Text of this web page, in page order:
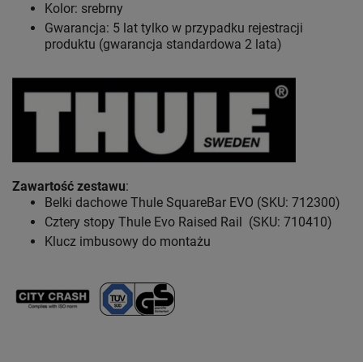
Kolor: srebrny
Gwarancja: 5 lat tylko w przypadku rejestracji
produktu (gwarancja standardowa 2 lata)
Zawartość zestawu:
Belki dachowe Thule SquareBar EVO (SKU: 712300)
Cztery stopy Thule Evo Raised Rail (SKU: 710410)
Klucz imbusowy do montażu